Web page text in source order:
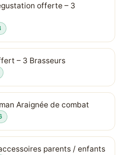
offerte – 3
– 3 Brasseurs
Araignée de combat
parents / enfants